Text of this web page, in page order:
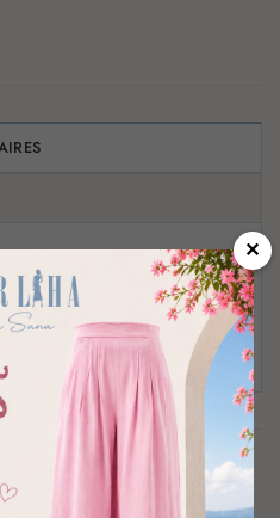
✕
2 (42 – 44 – 46 – 48), 2 (44